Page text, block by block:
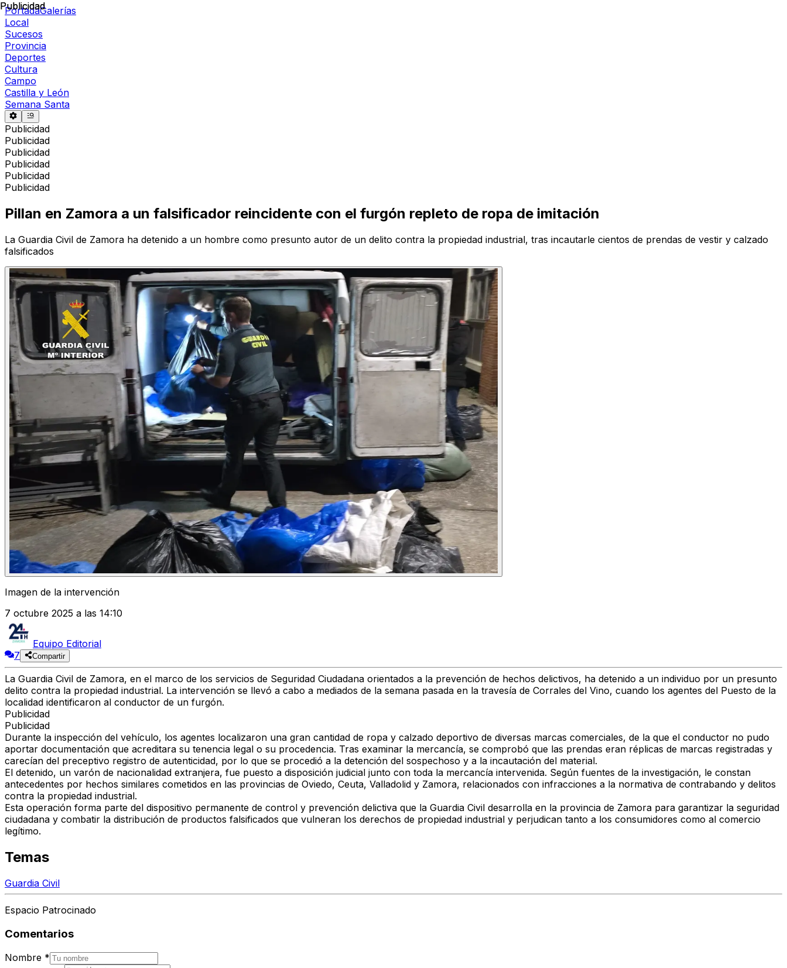
PortadaGalerías
Local
Sucesos
Provincia
Deportes
Cultura
Campo
Castilla y León
Semana Santa
Publicidad
Publicidad
Publicidad
Publicidad
Publicidad
Publicidad
Publicidad
Pillan en Zamora a un falsificador reincidente con el furgón repleto de ropa de imitación
La Guardia Civil de Zamora ha detenido a un hombre como presunto autor de un delito contra la propiedad industrial, tras incautarle cientos de prendas de vestir y calzado
falsificados
Imagen de la intervención
7 octubre 2025 a las 14:10
Equipo Editorial
7
Compartir
La Guardia Civil de Zamora, en el marco de los servicios de Seguridad Ciudadana orientados a la prevención de hechos delictivos, ha detenido a un individuo por un presunto
delito contra la propiedad industrial. La intervención se llevó a cabo a mediados de la semana pasada en la travesía de Corrales del Vino, cuando los agentes del Puesto de la
localidad identificaron al conductor de un furgón.
Publicidad
Publicidad
Durante la inspección del vehículo, los agentes localizaron una gran cantidad de ropa y calzado deportivo de diversas marcas comerciales, de la que el conductor no pudo
aportar documentación que acreditara su tenencia legal o su procedencia. Tras examinar la mercancía, se comprobó que las prendas eran réplicas de marcas registradas y
carecían del preceptivo registro de autenticidad, por lo que se procedió a la detención del sospechoso y a la incautación del material.
El detenido, un varón de nacionalidad extranjera, fue puesto a disposición judicial junto con toda la mercancía intervenida. Según fuentes de la investigación, le constan
antecedentes por hechos similares cometidos en las provincias de Oviedo, Ceuta, Valladolid y Zamora, relacionados con infracciones a la normativa de contrabando y delitos
contra la propiedad industrial.
Esta operación forma parte del dispositivo permanente de control y prevención delictiva que la Guardia Civil desarrolla en la provincia de Zamora para garantizar la seguridad
ciudadana y combatir la distribución de productos falsificados que vulneran los derechos de propiedad industrial y perjudican tanto a los consumidores como al comercio
legítimo.
Temas
Guardia Civil
Espacio Patrocinado
Comentarios
Nombre *
Publicidad